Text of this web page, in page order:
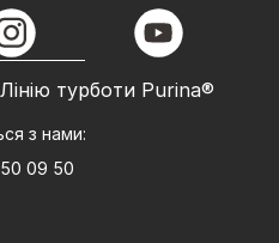
турботи Purina®
з нами:
09 50
instagram youtube